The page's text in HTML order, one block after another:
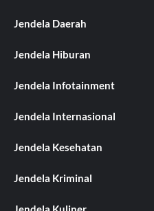
Jendela Daerah
Jendela Hiburan
Jendela Infotainment
Jendela Internasional
Jendela Kesehatan
Jendela Kriminal